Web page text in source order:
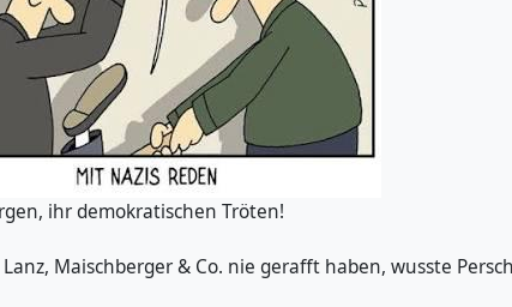
ihr demokratischen Tröten!
Maischberger & Co. nie gerafft haben, wusste